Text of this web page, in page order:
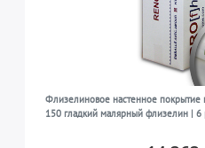
Флизелиновое настенное
150 гладкий малярный флизелин | 6